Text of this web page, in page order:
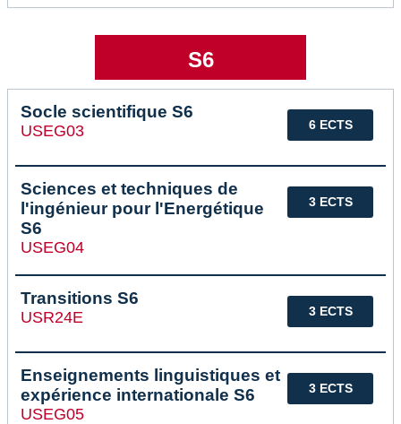
S6
6 ECTS
Socle scientifique S6
USEG03
3 ECTS
Sciences et techniques de
l'ingénieur pour l'Energétique
S6
USEG04
3 ECTS
Transitions S6
USR24E
3 ECTS
Enseignements linguistiques et
expérience internationale S6
USEG05